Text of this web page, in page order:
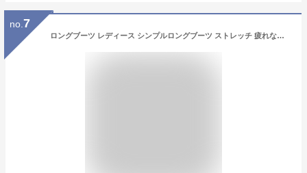
no. 7
ロングブーツ レディース シンプルロングブーツ ストレッチ 疲れない 大きいサイズ レース ミドルブーツ ムートンブーツ 本革 防寒 ぺたんこ ローヒール 秋 防水 冬 ワイド 編み上げ スエード 黒 ショートブーツ レザー 歩きやすい ジョッキーブーツ 厚底 革 春